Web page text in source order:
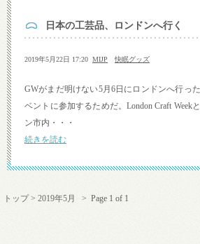
日本の工芸品、ロンドンへ行く
2019年5月22日 17:20 MIJP 快眠グッズ
GWがまだ明けない5月6日にロンドンへ行っ
ベントに参加するためだ。London Craft
ン市内・・・
続きを読む
トップ> 2019年5月 > Page 1 of 1